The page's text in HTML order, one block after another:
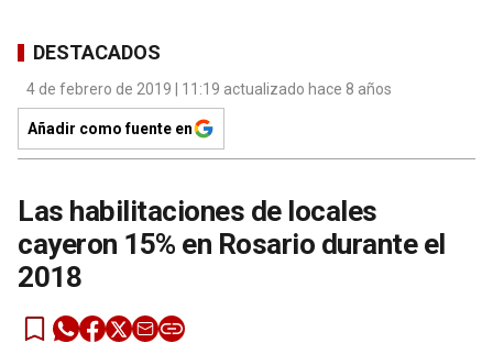
DESTACADOS
4 de febrero de 2019 | 11:19 actualizado hace 8 años
Añadir como fuente en
Las habilitaciones de locales
cayeron 15% en Rosario durante el
2018